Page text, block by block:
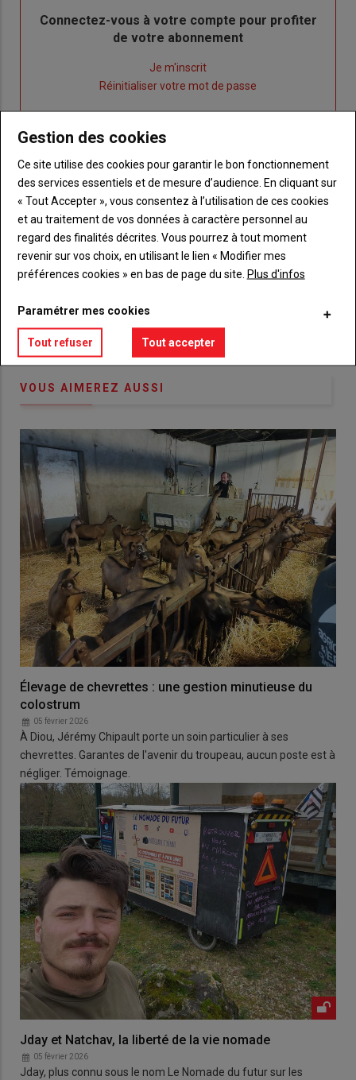
Body
Connectez-vous à votre compte pour profiter
de votre abonnement
compte"
Je m'inscrit
mot
de
passe"
Réinitialiser votre mot de passe
"Je
titre
TITRE CRÉEZ UN COMPTE
BodyChoisissez votre formule et créez votre
Créez un compte
VOUS AIMEREZ AUSSI
Élevage de chevrettes : une gestion minutieuse du
colostrum
05 février 2026
À Diou, Jérémy Chipault porte un soin particulier à ses
chevrettes. Garantes de l'avenir du troupeau, aucun poste est à
négliger. Témoignage.
Jday et Natchav, la liberté de la vie nomade
05 février 2026
Jday, plus connu sous le nom Le Nomade du futur sur les
Gestion des cookies
Ce site utilise des cookies pour garantir le bon fonctionnement
des services essentiels et de mesure d’audience. En cliquant sur
« Tout Accepter », vous consentez à l’utilisation de ces cookies
et au traitement de vos données à caractère personnel au
regard des finalités décrites. Vous pourrez à tout moment
revenir sur vos choix, en utilisant le lien « Modifier mes
préférences cookies » en bas de page du site. Plus d'infos
Paramétrer mes cookies
Tout refuser Tout accepter